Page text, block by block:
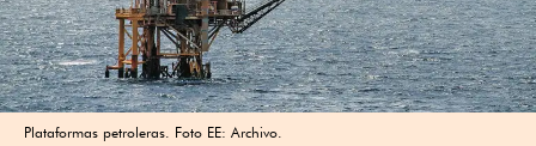
Plataformas petroleras. Foto EE: Archivo.